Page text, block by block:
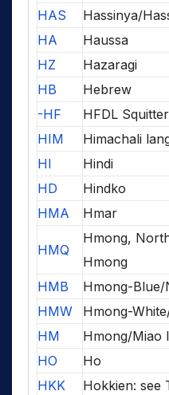
HAS
Hassinya/
HA
Haussa
HZ
Hazaragi
HB
Hebrew
-HF
HFDL
HIM
Himachali
HI
Hindi
HD
Hindko
HMA
Hmar
HMQ
Hmong,
Hmong
HMB
Hmong-Blue/
HMW
Hmong-
HM
Hmong/Miao
HO
Ho
HKK
Hokkien: see